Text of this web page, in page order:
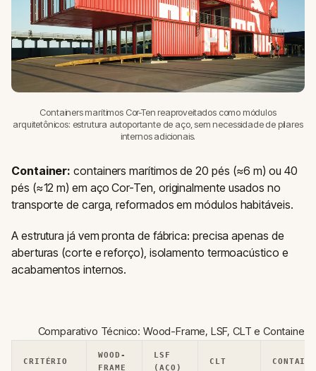
Containers marítimos Cor-Ten reaproveitados como módulos
arquitetônicos: estrutura autoportante de aço, sem necessidade de pilares
internos adicionais.
Container: containers marítimos de 20 pés (≈6 m) ou 40
pés (≈12 m) em aço Cor-Ten, originalmente usados no
transporte de carga, reformados em módulos habitáveis.
A estrutura já vem pronta de fábrica: precisa apenas de
aberturas (corte e reforço), isolamento termoacústico e
acabamentos internos.
Comparativo Técnico: Wood-Frame, LSF, CLT e Container
CRITÉRIO
WOOD-
FRAME
LSF
(AÇO)
CLT